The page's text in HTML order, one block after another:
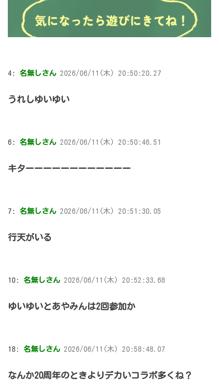
4: 名無しさん 2026/06/11(木) 20:50:20.27
うれしゆいゆい
6: 名無しさん 2026/06/11(木) 20:50:46.51
キターーーーーーーーーーーー
7: 名無しさん 2026/06/11(木) 20:51:30.05
行天がいる
10: 名無しさん 2026/06/11(木) 20:52:33.68
ゆいゆいとあやみんは2回参加か
18: 名無しさん 2026/06/11(木) 20:58:48.07
なんか20周年のときよりデカいコラボ多くね？